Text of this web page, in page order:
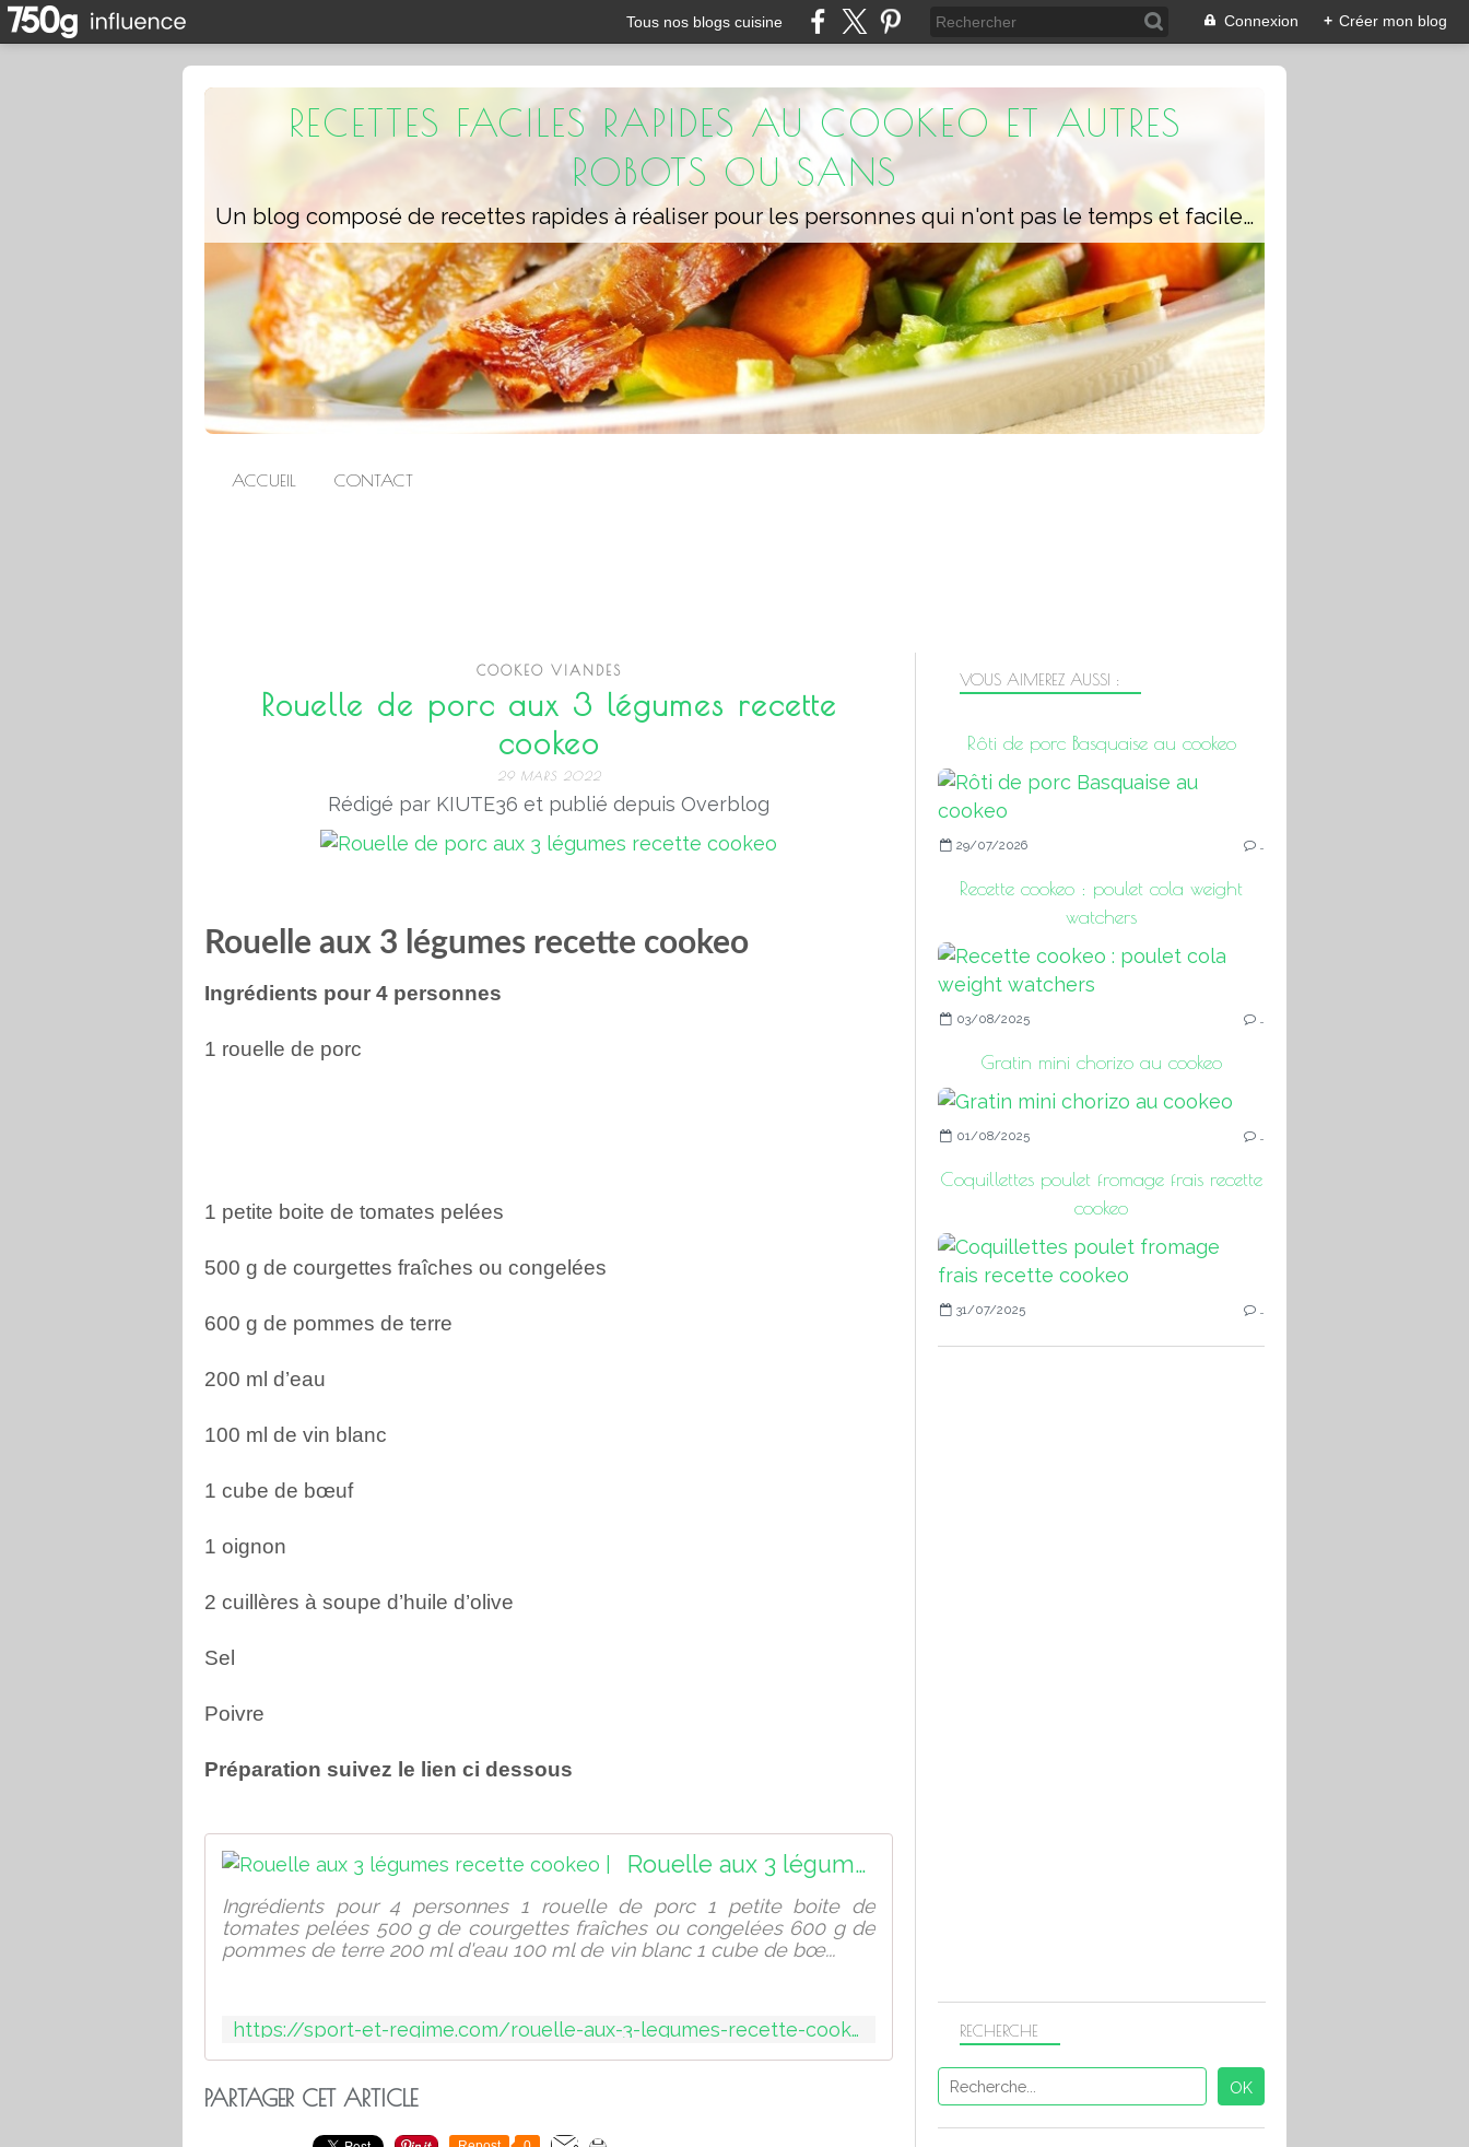
Tous nos blogs cuisine Connexion + Créer mon blog
RECETTES FACILES RAPIDES AU COOKEO ET AUTRES
ROBOTS OU SANS
Un blog composé de recettes rapides à réaliser pour les personnes qui n'ont pas le temps et faciles pour pouvoir se régaler ou régaler toute la famille avec ou sans robot
ACCUEIL CONTACT
COOKEO VIANDES
Rouelle de porc aux 3 légumes recette
cookeo
29 MARS 2022
Rédigé par KIUTE36 et publié depuis Overblog
Rouelle aux 3 légumes recette cookeo
Ingrédients pour 4 personnes
1 rouelle de porc
1 petite boite de tomates pelées
500 g de courgettes fraîches ou congelées
600 g de pommes de terre
200 ml d’eau
100 ml de vin blanc
1 cube de bœuf
1 oignon
2 cuillères à soupe d’huile d’olive
Sel
Poivre
Préparation suivez le lien ci dessous
Rouelle aux 3 légumes recette cookeo |
Ingrédients pour 4 personnes 1 rouelle de porc 1 petite boite de
tomates pelées 500 g de courgettes fraîches ou congelées 600 g de
pommes de terre 200 ml d'eau 100 ml de vin blanc 1 cube de bœ...
https://sport-et-regime.com/rouelle-aux-3-legumes-recette-cookeo/
PARTAGER CET ARTICLE
RECHERCHE
VOUS AIMEREZ AUSSI :
Rôti de porc Basquaise au cookeo
29/07/2026 …
Recette cookeo : poulet cola weight
watchers
03/08/2025 …
Gratin mini chorizo au cookeo
01/08/2025 …
Coquillettes poulet fromage frais recette
cookeo
31/07/2025 …